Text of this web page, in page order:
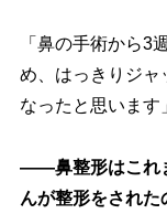
「鼻の手術から3
め、はっきりジャ
なったと思います
――鼻整形はこれ
んが整形をされ